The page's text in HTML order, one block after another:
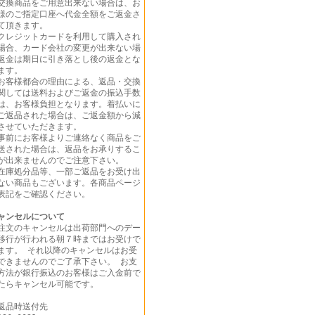
換商品をご用意出来ない場合は、お
のご指定口座へ代金全額をご返金さ
頂きます。
レジットカードを利用して購入され
合、カード会社の変更が出来ない場
金は期日に引き落とし後の返金とな
す。
客様都合の理由による、返品・交換
しては送料およびご返金の振込手数
、お客様負担となります。着払いに
返品された場合は、ご返金額から減
せていただきます。
前にお客様よりご連絡なく商品をご
された場合は、返品をお承りするこ
出来ませんのでご注意下さい。
庫処分品等、一部ご返品をお受け出
い商品もございます。各商品ページ
記をご確認ください。
ンセルについて
文のキャンセルは出荷部門へのデー
行が行われる朝７時まではお受けで
す。 それ以降のキャンセルはお受
きませんのでご了承下さい。 お支
法が銀行振込のお客様はご入金前で
らキャンセル可能です。
品時送付先